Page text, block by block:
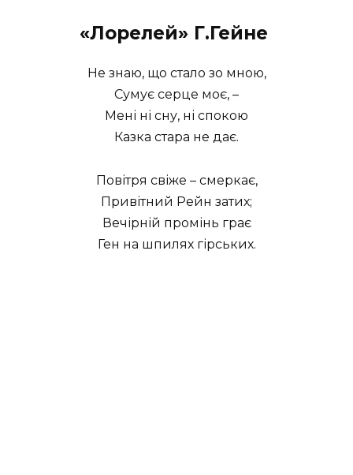
«Лорелей» Г.Гейне
Не знаю, що стало зо мною,
Сумує серце моє, –
Мені ні сну, ні спокою
Казка стара не дає.
Повітря свіже – смеркає,
Привітний Рейн затих;
Вечірній промінь грає
Ген на шпилях гірських.